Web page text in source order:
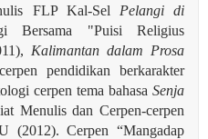
FLP Kal-Sel Pelangi di
Bersama "Puisi Religius
Kalimantan dalam Prosa
pendidikan berkarakter
cerpen tema bahasa Senja
Menulis dan Cerpen-cerpen
(2012). Cerpen “Mangadap